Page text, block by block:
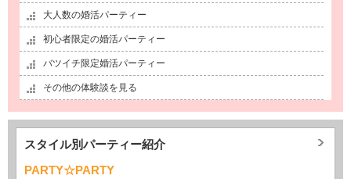
大人数の婚活パーティー
初心者限定の婚活パーティー
バツイチ限定婚活パーティー
その他の体験談を見る
スタイル別パーティー紹介
PARTY☆PARTY